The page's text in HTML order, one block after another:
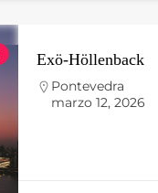
Exö-Höllenback
Pontevedra
marzo 12, 2026